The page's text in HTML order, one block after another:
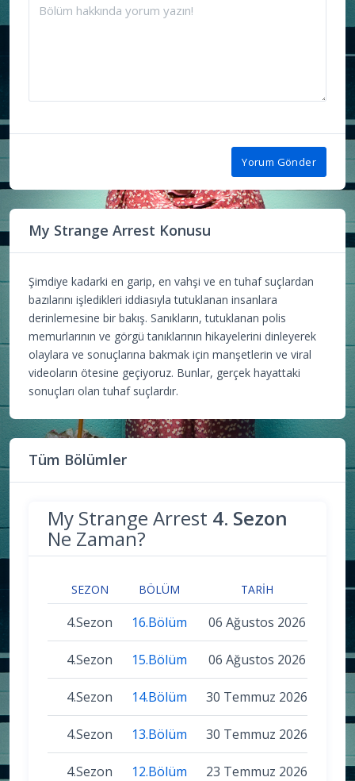
Yorum Gönder
My Strange Arrest Konusu
Şimdiye kadarki en garip, en vahşi ve en tuhaf suçlardan
bazılarını işledikleri iddiasıyla tutuklanan insanlara
derinlemesine bir bakış. Sanıkların, tutuklanan polis
memurlarının ve görgü tanıklarının hikayelerini dinleyerek
olaylara ve sonuçlarına bakmak için manşetlerin ve viral
videoların ötesine geçiyoruz. Bunlar, gerçek hayattaki
sonuçları olan tuhaf suçlardır.
Tüm Bölümler
My Strange Arrest 4. Sezon
Ne Zaman?
SEZON BÖLÜM TARIH
4.Sezon 16.Bölüm 06 Ağustos 2026
4.Sezon 15.Bölüm 06 Ağustos 2026
4.Sezon 14.Bölüm 30 Temmuz 2026
4.Sezon 13.Bölüm 30 Temmuz 2026
4.Sezon 12.Bölüm 23 Temmuz 2026